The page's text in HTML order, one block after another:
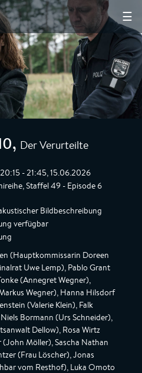
☰
, Der Verurteilte
20:15 - 21:45, 15.06.2026
Staffel 49 - Episode 6
Bildbeschreibung
verfügbar
(Hauptkommissarin Doreen
Uwe Lemp), Pablo Grant
(Annegret Wegner),
Wegner), Hanna Hilsdorf
(Valerie Klein), Falk
Bormann (Urs Schneider),
Dellow), Rosa Wirtz
Möller), Sascha Nathan
(Frau Löscher), Jonas
vom Resthof), Luka Omoto